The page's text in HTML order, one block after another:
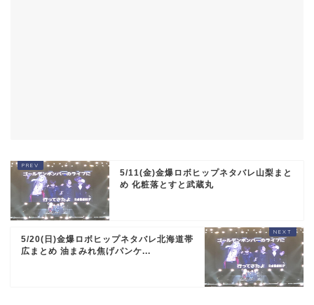
5/11(金)金爆ロボヒップネタバレ山梨まと
め 化粧落とすと武蔵丸
5/20(日)金爆ロボヒップネタバレ北海道帯
広まとめ 油まみれ焦げパンケ...